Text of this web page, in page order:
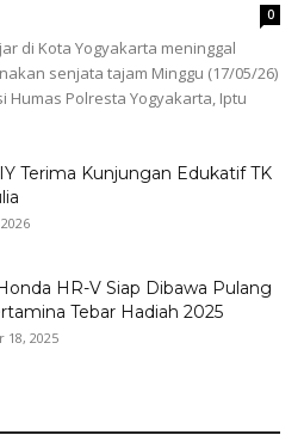
0
di Kota Yogyakarta meninggal
senjata tajam Minggu (17/05/26)
Humas Polresta Yogyakarta, Iptu
Terima Kunjungan Edukatif TK
HR-V Siap Dibawa Pulang
Tebar Hadiah 2025
18, 2025